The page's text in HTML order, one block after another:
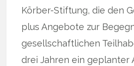
Körber-Stiftung, die den
plus Angebote zur
gesellschaftlichen
drei Jahren ein geplanter